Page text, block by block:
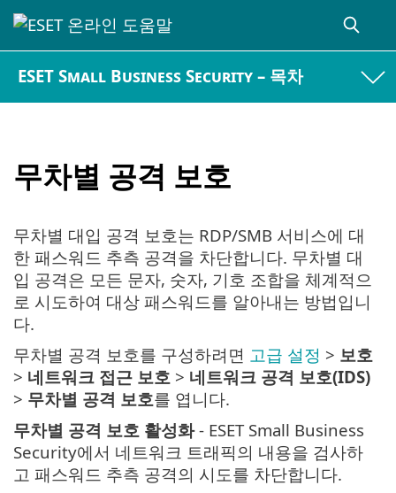
ESET Small Business Security – 목차
무차별 공격 보호
무차별 대입 공격 보호는 RDP/SMB 서비스에 대
한 패스워드 추측 공격을 차단합니다. 무차별 대
입 공격은 모든 문자, 숫자, 기호 조합을 체계적으
로 시도하여 대상 패스워드를 알아내는 방법입니
다.
무차별 공격 보호를 구성하려면 고급 설정 > 보호
> 네트워크 접근 보호 > 네트워크 공격 보호(IDS)
> 무차별 공격 보호를 엽니다.
무차별 공격 보호 활성화- ESET Small Business
Security에서 네트워크 트래픽의 내용을 검사하
고 패스워드 추측 공격의 시도를 차단합니다.